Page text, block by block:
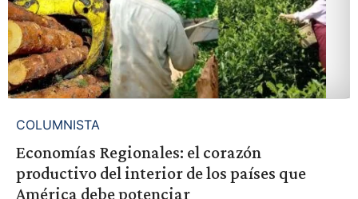
COLUMNISTA
Economías Regionales: el corazón
productivo del interior de los países que
América debe potenciar